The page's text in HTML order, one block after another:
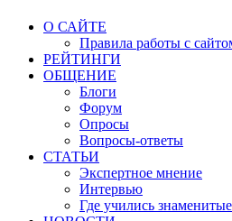
О САЙТЕ
Правила работы с
РЕЙТИНГИ
ОБЩЕНИЕ
Блоги
Форум
Опросы
Вопросы-ответы
СТАТЬИ
Экспертное мнение
Интервью
Где учились